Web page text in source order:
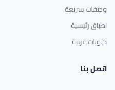
وصفات سريعة
اطباق رئيسية
حلويات غربية
اتصل بنا